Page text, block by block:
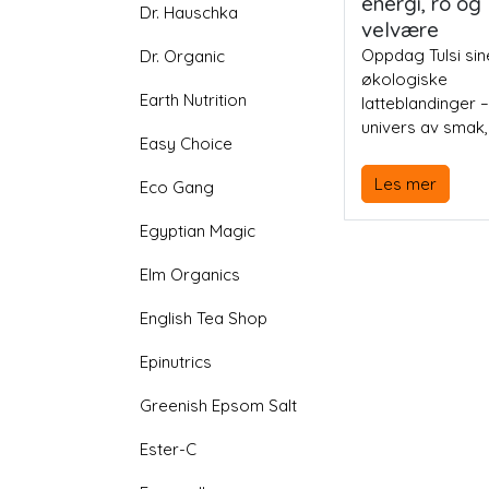
Dr. Hauschka
Dr. Organic
Earth Nutrition
Easy Choice
Eco Gang
Egyptian Magic
Elm Organics
English Tea Shop
Epinutrics
Greenish Epsom Salt
Ester-C
velvære
Oppdag Tulsi
økologiske
latteblandinger
univers av
kombinerer
ayurvedisk
med moderne
Les mer